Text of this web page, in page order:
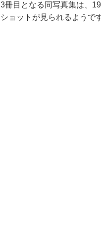
3冊目となる同写真集は、
ショットが見られるようで